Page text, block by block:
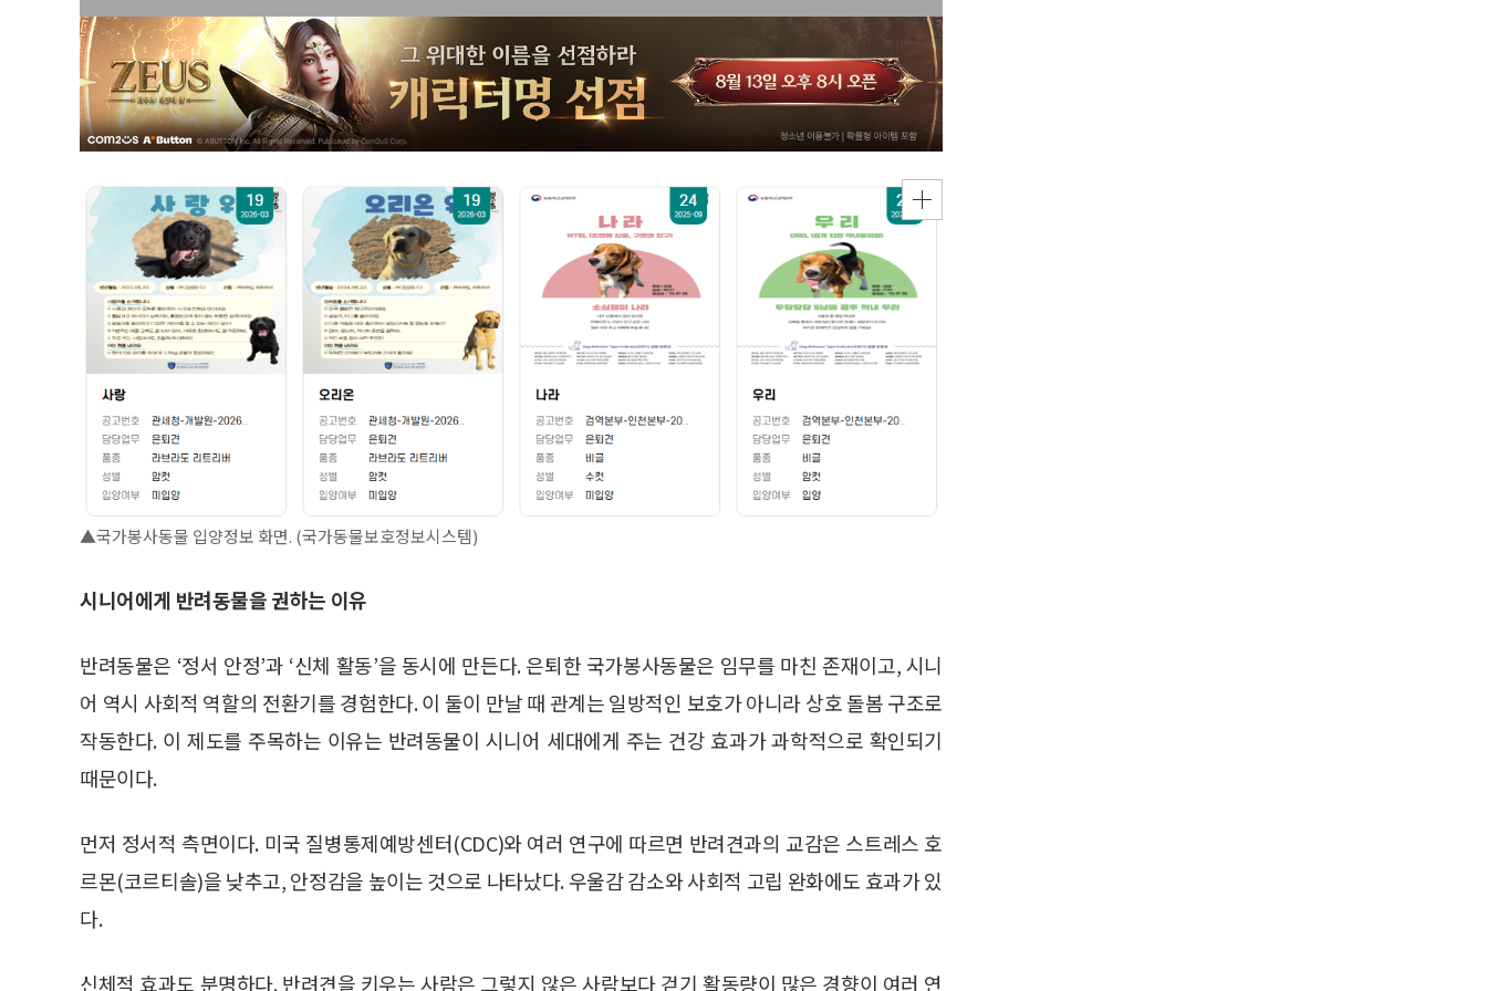
▲국가봉사동물 입양정보 화면. (국가동물보호정보시스템)
시니어에게 반려동물을 권하는 이유
반려동물은 ‘정서 안정’과 ‘신체 활동’을 동시에 만든다. 은퇴한 국가봉사동물은 임무를 마친 존재이고, 시니
어 역시 사회적 역할의 전환기를 경험한다. 이 둘이 만날 때 관계는 일방적인 보호가 아니라 상호 돌봄 구조로
작동한다. 이 제도를 주목하는 이유는 반려동물이 시니어 세대에게 주는 건강 효과가 과학적으로 확인되기
때문이다.
먼저 정서적 측면이다. 미국 질병통제예방센터(CDC)와 여러 연구에 따르면 반려견과의 교감은 스트레스 호
르몬(코르티솔)을 낮추고, 안정감을 높이는 것으로 나타났다. 우울감 감소와 사회적 고립 완화에도 효과가 있
다.
신체적 효과도 분명하다. 반려견을 키우는 사람은 그렇지 않은 사람보다 걷기 활동량이 많은 경향이 여러 연